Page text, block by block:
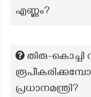
എണ്ണം?
തിരു-കൊച്ചി
പ്രധാനമന്ത്രി?